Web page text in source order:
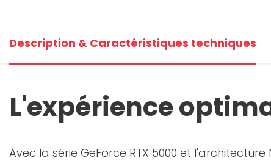
Description & Caractéristiques techniques
L'expérience
Avec la série GeForce RTX 5000 et l'architecture